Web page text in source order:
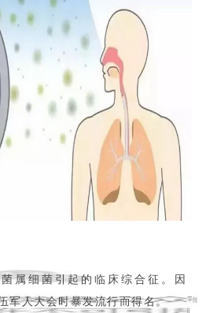
属细菌引起的临床综合征。因
军人大会时暴发流行而得名。